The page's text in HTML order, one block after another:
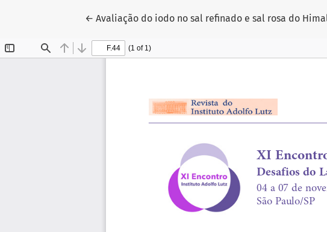
← Voltar aos Detalhes do Artigo
Avaliação do iodo no sal refinado e sal rosa do